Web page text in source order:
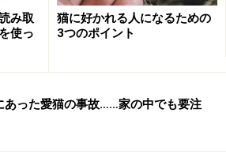
の判断基準
方法
ット
み取
使っ
猫に好かれる人になるための
3つのポイント
あった愛猫の事故……家の中でも要注